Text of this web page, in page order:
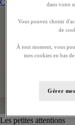
Composer son coffret
Les petites attentions
dans votre
Vous pouvez choisir
de
À tout moment, vous
mes cookies en bas
Gérer